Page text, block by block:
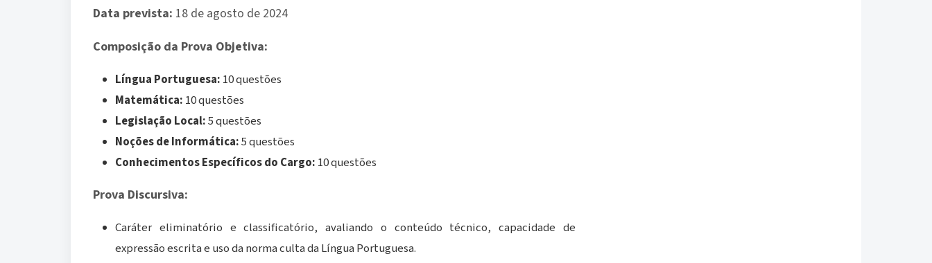
Data prevista: 18 de agosto de 2024
Composição da Prova Objetiva:
Língua Portuguesa: 10 questões
Matemática: 10 questões
Legislação Local:5 questões
Noções de Informática:5 questões
Conhecimentos Específicos do Cargo: 10 questões
Prova Discursiva:
Caráter eliminatório e classificatório, avaliando o conteúdo técnico, capacidade de
expressão escrita e uso da norma culta da Língua Portuguesa.